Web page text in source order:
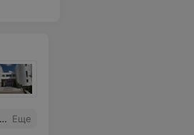
Еще